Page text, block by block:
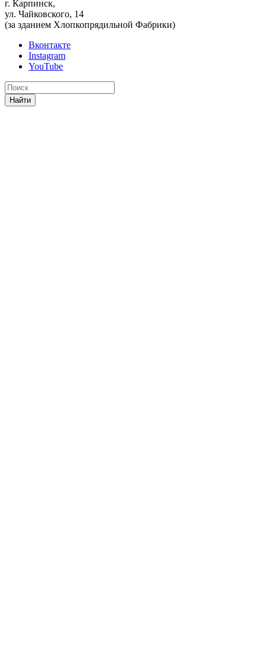
г. Карпинск,
ул. Чайковского, 14
(за зданием Хлопкопрядильной Фабрики)
Вконтакте
Instagram
YouTube
Найти